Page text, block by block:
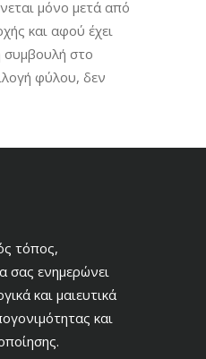
μόνο μετά από
και αφού έχει
συμβουλή στο
φύλου, δεν
τόπος,
σας ενημερώνει
και μαιευτικά
και